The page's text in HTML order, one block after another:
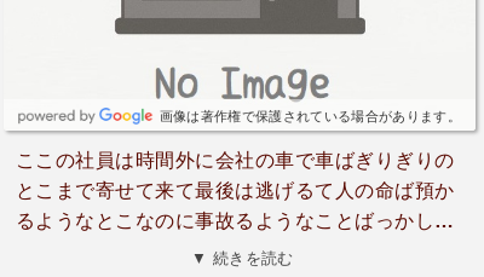
画像は著作権で保護されている場合があります。
ここの社員は時間外に会社の車で車ばぎりぎりの
とこまで寄せて来て最後は逃げるて人の命ば預か
るようなとこなのに事故るようなことばっかして
から何回も同じやつで苦情来とるとにそれでもな
▼ 続きを読む